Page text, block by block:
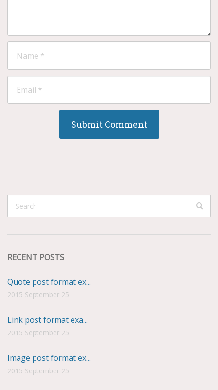
RECENT POSTS
Quote post format ex...
2015 September 25
Link post format exa...
2015 September 25
Image post format ex...
2015 September 25